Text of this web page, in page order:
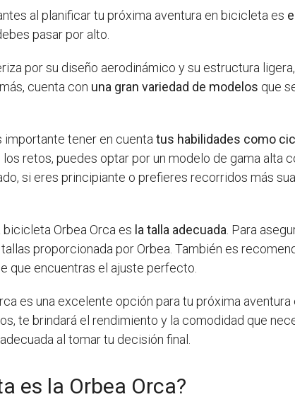
al planificar tu próxima aventura en bicicleta es
pasar por alto.
por su diseño aerodinámico y su estructura
cuenta con una gran variedad de modelos que
importante tener en cuentatus habilidades como
retos, puedes optar por un modelo de gama alta
si eres principiante o prefieres recorridos más
Orbea Orca es la talla adecuada . Para
proporcionada por Orbea. También es
que encuentras el ajuste perfecto.
es una excelente opción para tu próxima
te brindará el rendimiento y la comodidad que
al tomar tu decisión final.
es la Orbea Orca?